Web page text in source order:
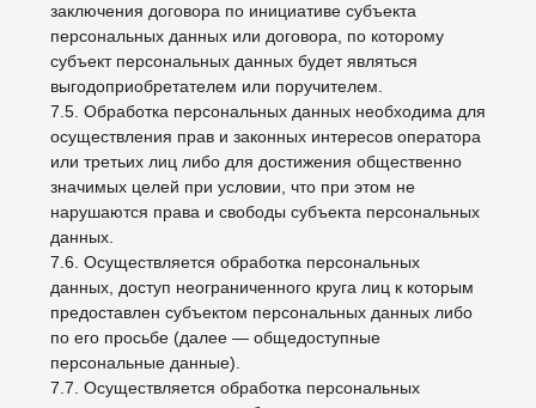
осуществлять трансграничную передачу
направляется отдельно от уведомления о намерении
осуществлять обработку персональных данных).
10.2. Оператор до подачи вышеуказанного
уведомления, обязан получить от органов власти
иностранного государства, иностранных физических
лиц, иностранных юридических лиц, которым
данных, соответствующие сведения.
11. Конфиденциальность персональных данных
Оператор и иные лица, получившие доступ к
персональным данным, обязаны не раскрывать
третьим лицам и не распространять персональные
данные без согласия субъекта персональных данных,
12. Заключительные положения
12.1. Пользователь может получить любые
разъяснения по интересующим вопросам,
касающимся обработки его персональных данных,
обратившись к Оператору с помощью электронной
почты asaksonova@gmail.com.